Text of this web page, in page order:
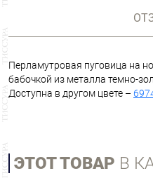
Перламутровая пуговица на
бабочкой из металла темно-
Доступна в другом цвете –
ЭТОТ ТОВАР В